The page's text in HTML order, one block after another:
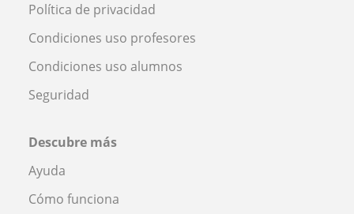
Política de privacidad
Condiciones uso profesores
Condiciones uso alumnos
Seguridad
Descubre más
Ayuda
Cómo funciona